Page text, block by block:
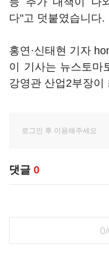
다"고 덧붙였습니다.
홍연·신태현 기자
이 기사는 뉴스토마
강영관 산업2부장이
댓글 0